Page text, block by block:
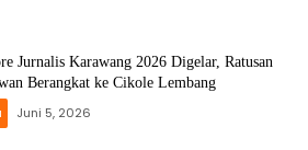
Jurnalis Karawang 2026 Digelar, Ratusan
Berangkat ke Cikole Lembang
Juni 5, 2026